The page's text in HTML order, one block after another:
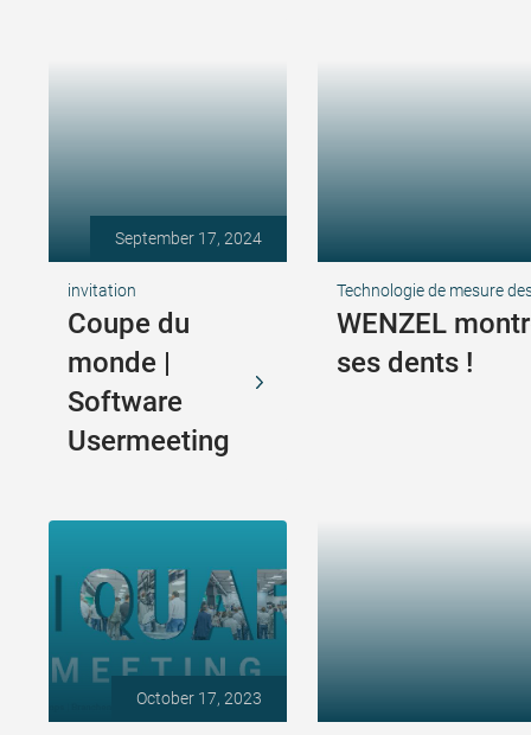
September 17, 2024
invitation
Coupe du
monde |
Software
Usermeeting
Technologie de mesure
WENZEL
ses dents !
October 17, 2023